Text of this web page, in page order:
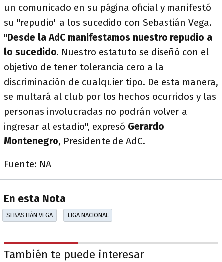
un comunicado en su página oficial y manifestó
su "repudio" a los sucedido con Sebastián Vega.
"Desde la AdC manifestamos nuestro repudio a
lo sucedido. Nuestro estatuto se diseñó con el
objetivo de tener tolerancia cero a la
discriminación de cualquier tipo. De esta manera,
se multará al club por los hechos ocurridos y las
personas involucradas no podrán volver a
ingresar al estadio", expresó Gerardo
Montenegro, Presidente de AdC.
Fuente: NA
En esta Nota
SEBASTIÁN VEGA LIGA NACIONAL
También te puede interesar